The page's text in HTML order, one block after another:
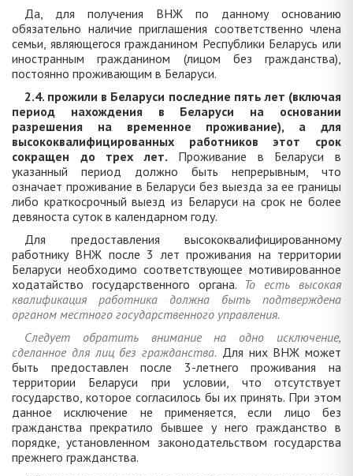
Да, для получения ВНЖ по данному основанию
обязательно наличие приглашения соответственно члена
семьи, являющегося гражданином Республики Беларусь или
иностранным гражданином (лицом без гражданства),
постоянно проживающим в Беларуси.
2.4. прожили в Беларуси последние пять лет (включая
период нахождения в Беларуси на основании
разрешения на временное проживание), а для
высококвалифицированных работников этот срок
сокращен до трех лет. Проживание в Беларуси в
указанный период должно быть непрерывным, что
означает проживание в Беларуси без выезда за ее границы
либо краткосрочный выезд из Беларуси на срок не более
девяноста суток в календарном году.
Для предоставления высококвалифицированному
работнику ВНЖ после 3 лет проживания на территории
Беларуси необходимо соответствующее мотивированное
ходатайство государственного органа. То есть высокая
квалификация работника должна быть подтверждена
органом местного государственного управления.
Следует обратить внимание на одно исключение,
сделанное для лиц без гражданства. Для них ВНЖ может
быть предоставлен после 3-летнего проживания на
территории Беларуси при условии, что отсутствует
государство, которое согласилось бы их принять. При этом
данное исключение не применяется, если лицо без
гражданства прекратило бывшее у него гражданство в
порядке, установленном законодательством государства
прежнего гражданства.